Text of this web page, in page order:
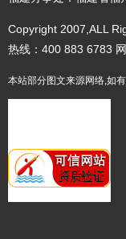
Copyright 2007,ALL
热线：400 883 6783
本站部分图文来源网络,如